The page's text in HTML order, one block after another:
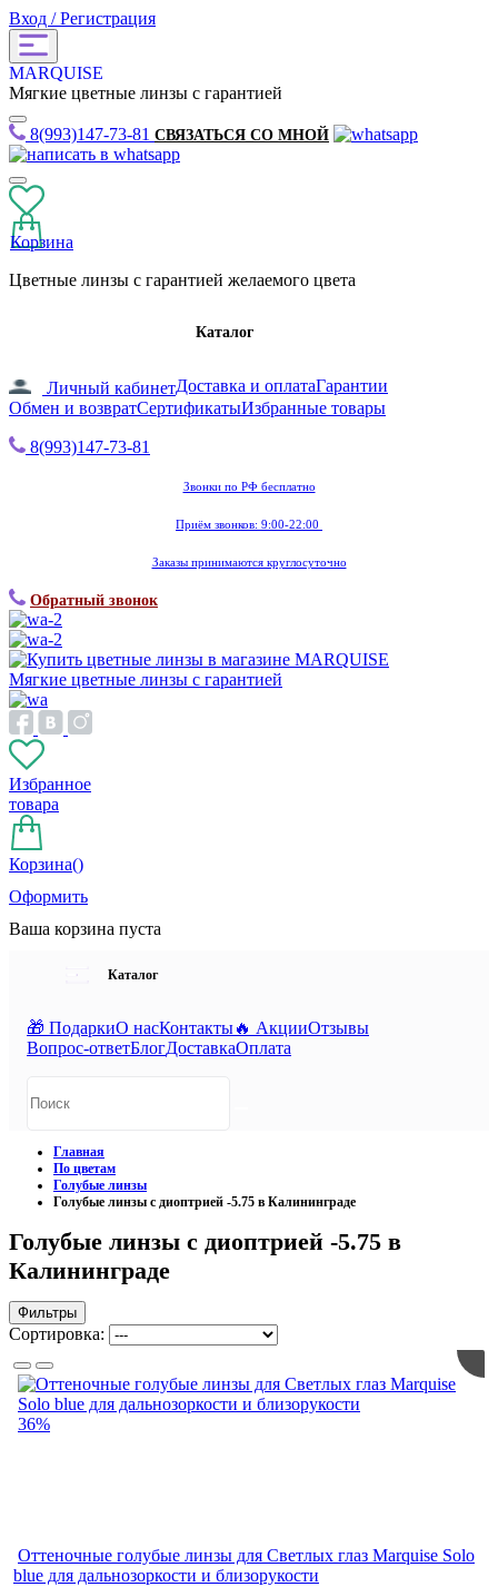
Вход / Регистрация
MARQUISE
Мягкие цветные линзы с гарантией
8(993)147-73-81 СВЯЗАТЬСЯ СО МНОЙ
Корзина
Цветные линзы с гарантией желаемого цвета
Каталог
Личный кабинетДоставка и оплатаГарантии
Обмен и возвратСертификатыИзбранные товары
8(993)147-73-81
Звонки по РФ бесплатно
Приём звонков: 9:00-22:00
Заказы принимаются круглосуточно
Обратный звонок
Мягкие цветные линзы с гарантией
Избранное
товара
Корзина()
Оформить
Ваша корзина пуста
Каталог
🎁 ПодаркиО насКонтакты🔥 АкцииОтзывы
Вопрос-ответБлогДоставкаОплата
Главная
По цветам
Голубые линзы
Голубые линзы с диоптрией -5.75 в Калининграде
Голубые линзы с диоптрией -5.75 в
Калининграде
Фильтры
Сортировка:
36%
Оттеночные голубые линзы для Светлых глаз Marquise Solo
blue для дальнозоркости и близорукости